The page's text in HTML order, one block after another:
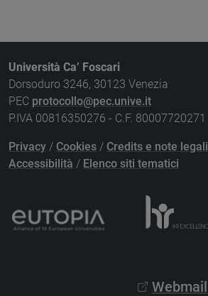
Università Ca’ Foscari
Dorsoduro 3246, 30123 Venezia
PEC protocollo@pec.unive.it
P.IVA 00816350276 - C.F. 80007720271
Privacy / Cookies / Credits e note legali
Accessibilità / Elenco siti tematici
Webmail